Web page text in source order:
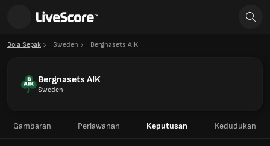
Bola Sepak Sweden Bergnasets AIK
Bergnasets AIK
Sweden
Gambaran Perlawanan Keputusan Kedudukan